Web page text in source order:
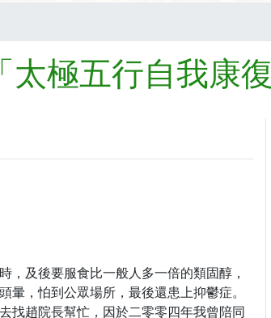
極五行自我康復
，及後要服食比一般人多一倍的類固醇，
，怕到公眾場所，最後還患上抑鬱症。
找趙院長幫忙，因於二零零四年我曾陪同